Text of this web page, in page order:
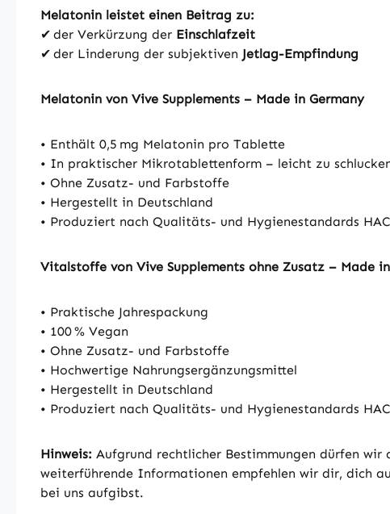
Melatonin leistet einen Beitrag zu:
✔ der Verkürzung der Einschlafzeit
✔ der Linderung der subjektiven Jetlag-Empfindung
Melatonin von Vive Supplements – Made in Germany
• Enthält 0,5 mg Melatonin pro Tablette
• In praktischer Mikrotablettenform – leicht zu
• Ohne Zusatz- und Farbstoffe
• Hergestellt in Deutschland
• Produziert nach Qualitäts- und Hygienestandards
Vitalstoffe von Vive Supplements ohne Zusatz – Made
• Praktische Jahrespackung
• 100 % Vegan
• Ohne Zusatz- und Farbstoffe
• Hochwertige Nahrungsergänzungsmittel
• Hergestellt in Deutschland
• Produziert nach Qualitäts- und Hygienestandards
Hinweis: Aufgrund rechtlicher Bestimmungen dürfen wir
weiterführende Informationen empfehlen wir dir, dich
bei uns aufgibst.